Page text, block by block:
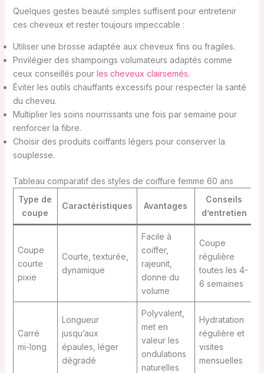
Quelques gestes beauté simples suffisent pour entretenir
ces cheveux et rester toujours impeccable :
Utiliser une brosse adaptée aux cheveux fins ou fragiles.
Privilégier des shampoings volumateurs adaptés comme
ceux conseillés pour les cheveux clairsemés.
Éviter les outils chauffants excessifs pour respecter la santé
du cheveu.
Multiplier les soins nourrissants une fois par semaine pour
renforcer la fibre.
Choisir des produits coiffants légers pour conserver la
souplesse.
Tableau comparatif des styles de coiffure femme 60 ans
Type de
coupe
Caractéristiques Avantages
Conseils
d’entretien
Coupe
courte
pixie
Courte, texturée,
dynamique
Facile à
coiffer,
rajeunit,
donne du
volume
Coupe
régulière
toutes les 4-
6 semaines
Carré
mi-long
Longueur
jusqu’aux
épaules, léger
dégradé
Polyvalent,
met en
valeur les
ondulations
naturelles
Hydratation
régulière et
visites
mensuelles